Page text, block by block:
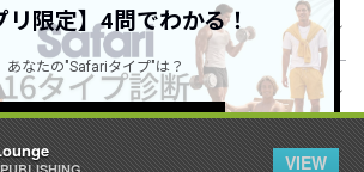
VIEW
リ限定】4問でわかる！
あなたの"Safariタイプ"は？
詳しくはこちら ＞